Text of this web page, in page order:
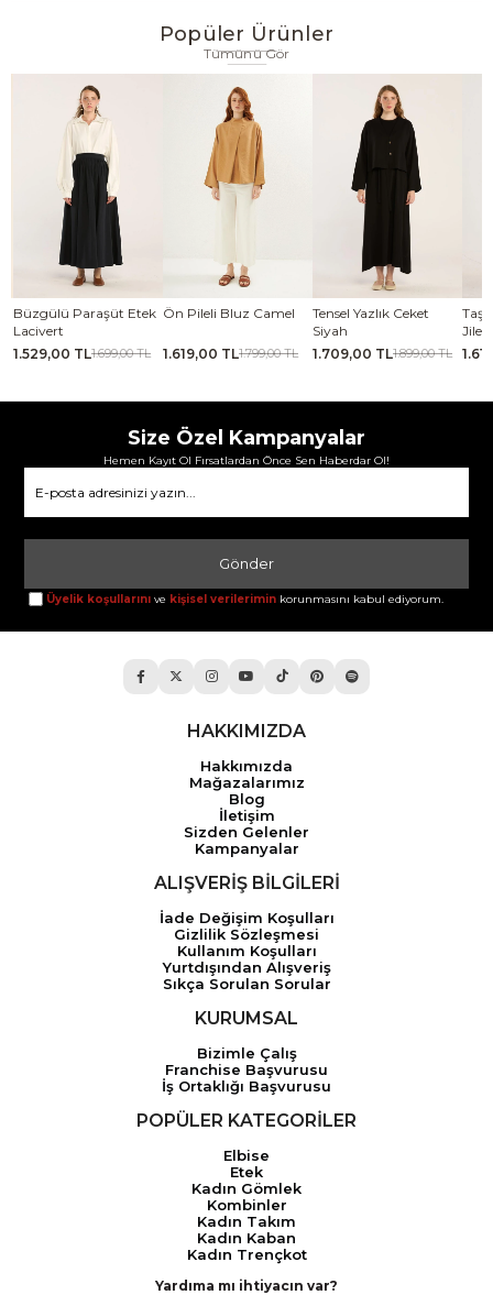
Popüler Ürünler
Tümünü Gör
Büzgülü Paraşüt Etek
Lacivert
1.529,00 TL1.699,00 TL
Ön Pileli Bluz Camel
1.619,00 TL1.799,00 TL
Tensel Yazlık Ceket
Siyah
1.709,00 TL1.899,00 TL
Jile
Size Özel Kampanyalar
Hemen Kayıt Ol Fırsatlardan Önce Sen Haberdar Ol!
Gönder
Üyelik koşullarını ve kişisel verilerimin korunmasını kabul ediyorum.
HAKKIMIZDA
Hakkımızda
Mağazalarımız
Blog
İletişim
Sizden Gelenler
Kampanyalar
ALIŞVERİŞ BİLGİLERİ
İade Değişim Koşulları
Gizlilik Sözleşmesi
Kullanım Koşulları
Yurtdışından Alışveriş
Sıkça Sorulan Sorular
KURUMSAL
Bizimle Çalış
Franchise Başvurusu
İş Ortaklığı Başvurusu
POPÜLER KATEGORİLER
Elbise
Etek
Kadın Gömlek
Kombinler
Kadın Takım
Kadın Kaban
Kadın Trençkot
Yardıma mı ihtiyacın var?